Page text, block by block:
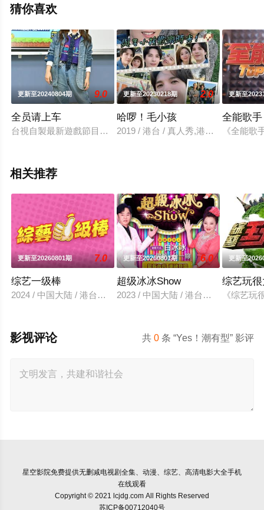
平台了解。
猜你喜欢
更新至20240804期 9.0
全员请上车
台視自製最新遊戲節目《全員請上車》推出招生影片，納豆、
更新至20230218期 2.0
哈啰！毛小孩
2019 / 港台 / 真人秀,港台综艺
更新至
全能歌手
《全能歌
相关推荐
更新至20260801期 7.0
综艺一级棒
2024 / 中国大陆 / 港台综艺
更新至20260801期 6.0
超级冰冰Show
2023 / 中国大陆 / 港台综艺
更新至
综艺玩
《综艺玩
共0 条 “Yes！潮有型” 影评
影视评论
星空影院免费提供无删减电视剧全集、动漫、综艺、高清电影大全手机
在线观看
Copyright © 2021 lcjdg.com All Rights Reserved
苏ICP备00712040号